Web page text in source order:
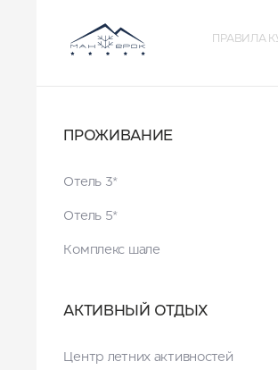
ПРАВИЛА
ПРОЖИВАНИЕ
Отель 3*
Отель 5*
Комплекс шале
АКТИВНЫЙ ОТДЫХ
Центр летних активностей